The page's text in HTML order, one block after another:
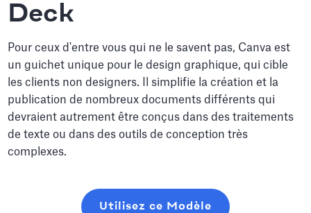
Deck
Pour ceux d'entre vous qui ne le savent pas, Canva est
un guichet unique pour le design graphique, qui cible
les clients non designers. Il simplifie la création et la
publication de nombreux documents différents qui
devraient autrement être conçus dans des traitements
de texte ou dans des outils de conception très
complexes.
Utilisez ce Modèle